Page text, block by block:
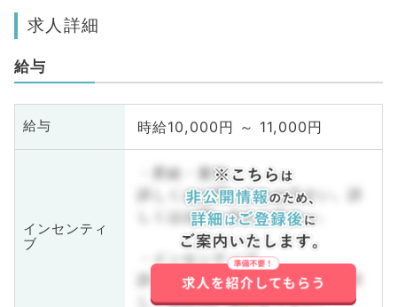
求人詳細
給与
給与 時給10,000円 ～ 11,000円
インセンティ
ブ
・昇給・賞与
詳しくはお問い合わせ下さい。詳
しくはお問い合わせ下さい。
・インセンティブ
詳しくはお問い合わせ下さい。詳
しくはお問い合わせ下さい。